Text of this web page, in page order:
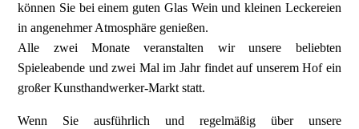
können Sie bei einem guten Glas Wein und kleinen Leckereien
in angenehmer Atmosphäre genießen.
Alle zwei Monate veranstalten wir unsere beliebten
Spieleabende und zwei Mal im Jahr findet auf unserem Hof ein
großer Kunsthandwerker-Markt statt.
Wenn Sie ausführlich und regelmäßig über unsere